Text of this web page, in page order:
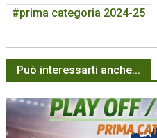
prima categoria 2024-25
Può interessarti anche...